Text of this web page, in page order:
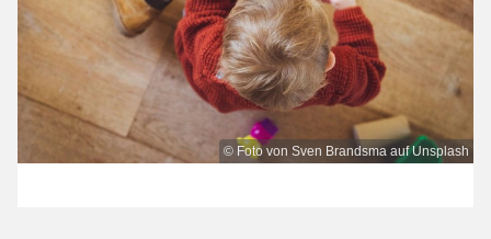
© Foto von Sven Brandsma auf Unsplash